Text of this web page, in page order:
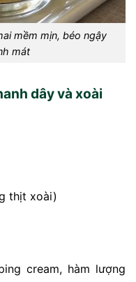
mềm mịn, béo ngậy
mát
dây và xoài
thịt xoài)
cream, hàm lượng